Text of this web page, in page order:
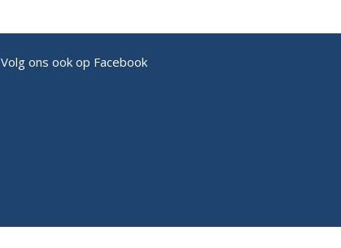
Volg ons ook op Facebook